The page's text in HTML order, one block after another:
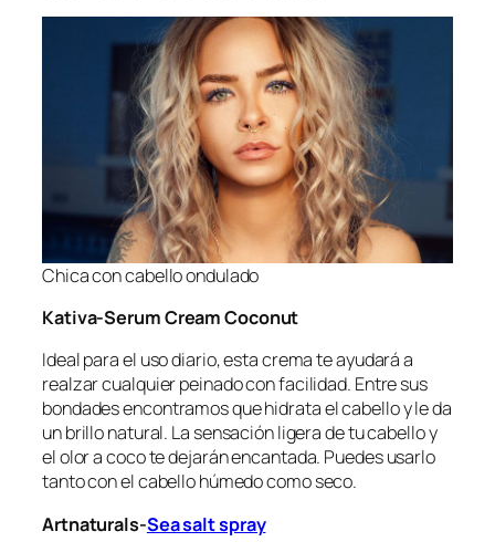
Chica con cabello ondulado
Kativa-Serum Cream Coconut
Ideal para el uso diario, esta crema te ayudará a
realzar cualquier peinado con facilidad. Entre sus
bondades encontramos que hidrata el cabello y le da
un brillo natural. La sensación ligera de tu cabello y
el olor a coco te dejarán encantada. Puedes usarlo
tanto con el cabello húmedo como seco.
Artnaturals-Sea salt spray